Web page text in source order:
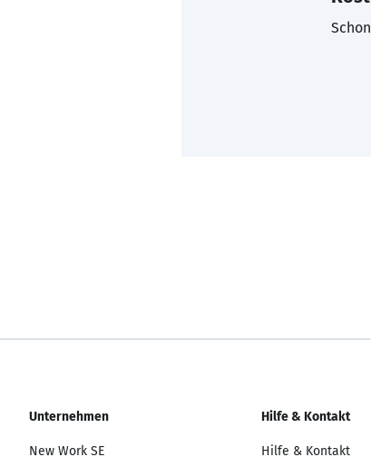
Unternehmen
New Work SE
Hilfe & Kontakt
Hilfe & Kontakt